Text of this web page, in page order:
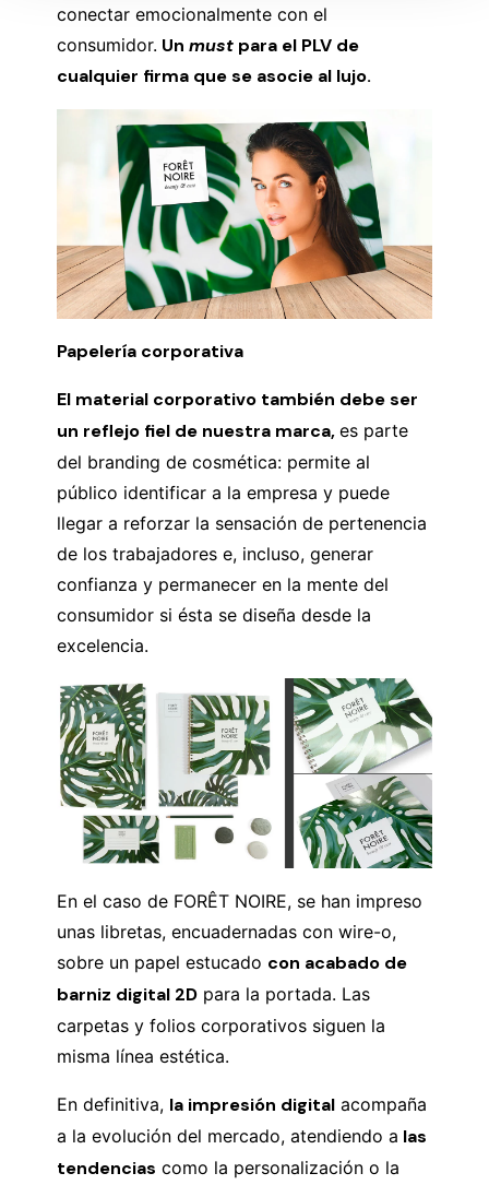
conectar emocionalmente con el
consumidor. Un must para el PLV de
cualquier firma que se asocie al lujo.
Papelería corporativa
El material corporativo también debe ser
un reflejo fiel de nuestra marca, es parte
del branding de cosmética: permite al
público identificar a la empresa y puede
llegar a reforzar la sensación de pertenencia
de los trabajadores e, incluso, generar
confianza y permanecer en la mente del
consumidor si ésta se diseña desde la
excelencia.
En el caso de FORÊT NOIRE, se han impreso
unas libretas, encuadernadas con wire-o,
sobre un papel estucado con acabado de
barniz digital 2D para la portada. Las
carpetas y folios corporativos siguen la
misma línea estética.
En definitiva, la impresión digital acompaña
a la evolución del mercado, atendiendo a las
tendencias como la personalización o la